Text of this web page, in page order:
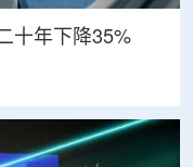
十年下降35%